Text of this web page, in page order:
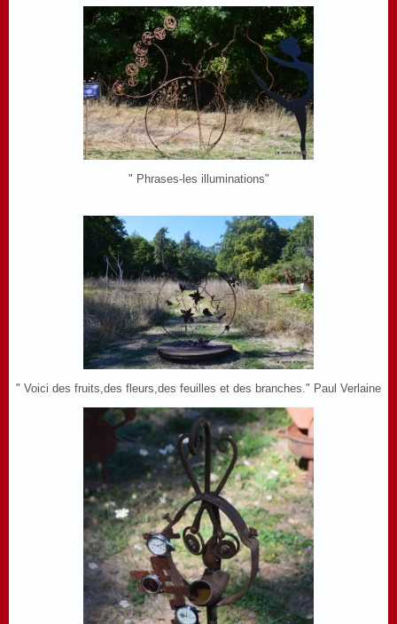
" Phrases-les illuminations"
" Voici des fruits,des fleurs,des feuilles et des branches." Paul Verlaine